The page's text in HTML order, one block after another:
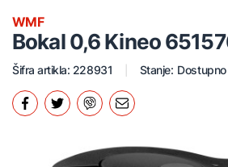
Bokal 0,6 Kineo
WMF
Šifra artikla: 228931 Stanje: Dostupno